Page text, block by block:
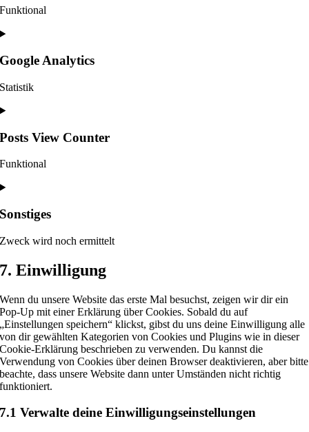
Funktional
Google Analytics
Statistik
Posts View Counter
Funktional
Sonstiges
Zweck wird noch ermittelt
7. Einwilligung
Wenn du unsere Website das erste Mal besuchst, zeigen wir dir ein
Pop-Up mit einer Erklärung über Cookies. Sobald du auf
„Einstellungen speichern“ klickst, gibst du uns deine Einwilligung alle
von dir gewählten Kategorien von Cookies und Plugins wie in dieser
Cookie-Erklärung beschrieben zu verwenden. Du kannst die
Verwendung von Cookies über deinen Browser deaktivieren, aber bitte
beachte, dass unsere Website dann unter Umständen nicht richtig
funktioniert.
7.1 Verwalte deine Einwilligungseinstellungen